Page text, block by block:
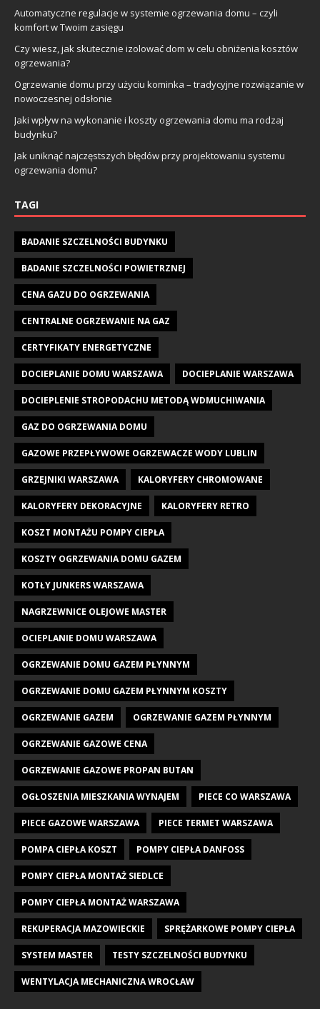
Automatyczne regulacje w systemie ogrzewania domu – czyli
komfort w Twoim zasięgu
Czy wiesz, jak skutecznie izolować dom w celu obniżenia kosztów
ogrzewania?
Ogrzewanie domu przy użyciu kominka – tradycyjne rozwiązanie w
nowoczesnej odsłonie
Jaki wpływ na wykonanie i koszty ogrzewania domu ma rodzaj
budynku?
Jak uniknąć najczęstszych błędów przy projektowaniu systemu
ogrzewania domu?
TAGI
BADANIE SZCZELNOŚCI BUDYNKU
BADANIE SZCZELNOŚCI POWIETRZNEJ
CENA GAZU DO OGRZEWANIA
CENTRALNE OGRZEWANIE NA GAZ
CERTYFIKATY ENERGETYCZNE
DOCIEPLANIE DOMU WARSZAWA DOCIEPLANIE WARSZAWA
DOCIEPLENIE STROPODACHU METODĄ WDMUCHIWANIA
GAZ DO OGRZEWANIA DOMU
GAZOWE PRZEPŁYWOWE OGRZEWACZE WODY LUBLIN
GRZEJNIKI WARSZAWA KALORYFERY CHROMOWANE
KALORYFERY DEKORACYJNE KALORYFERY RETRO
KOSZT MONTAŻU POMPY CIEPŁA
KOSZTY OGRZEWANIA DOMU GAZEM
KOTŁY JUNKERS WARSZAWA
NAGRZEWNICE OLEJOWE MASTER
OCIEPLANIE DOMU WARSZAWA
OGRZEWANIE DOMU GAZEM PŁYNNYM
OGRZEWANIE DOMU GAZEM PŁYNNYM KOSZTY
OGRZEWANIE GAZEM OGRZEWANIE GAZEM PŁYNNYM
OGRZEWANIE GAZOWE CENA
OGRZEWANIE GAZOWE PROPAN BUTAN
OGŁOSZENIA MIESZKANIA WYNAJEM PIECE CO WARSZAWA
PIECE GAZOWE WARSZAWA PIECE TERMET WARSZAWA
POMPA CIEPŁA KOSZT POMPY CIEPŁA DANFOSS
POMPY CIEPŁA MONTAŻ SIEDLCE
POMPY CIEPŁA MONTAŻ WARSZAWA
REKUPERACJA MAZOWIECKIE SPRĘŻARKOWE POMPY CIEPŁA
SYSTEM MASTER TESTY SZCZELNOŚCI BUDYNKU
WENTYLACJA MECHANICZNA WROCŁAW